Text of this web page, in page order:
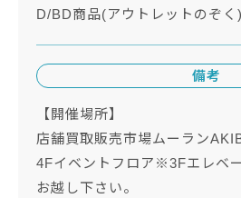
D/BD商品(アウトレットのぞく)
備考
【開催場所】
店舗買取販売市場ムーラン
4Fイベントフロア※3Fエレベ
お越し下さい。